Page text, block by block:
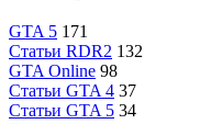
GTA 5 171
Статьи RDR2 132
GTA Online 98
Статьи GTA 4 37
Статьи GTA 5 34